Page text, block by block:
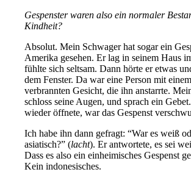
Gespenster waren also ein normaler
Kindheit?
Absolut. Mein Schwager hat sogar ein
Amerika gesehen. Er lag in seinem Haus
fühlte sich seltsam. Dann hörte er etwas
dem Fenster. Da war eine Person mit
verbrannten Gesicht, die ihn anstarrte.
schloss seine Augen, und sprach ein
wieder öffnete, war das Gespenst
Ich habe ihn dann gefragt: “War es weiß
asiatisch?” (lacht). Er antwortete, es sei
Dass es also ein einheimisches Gespenst
Kein indonesisches.